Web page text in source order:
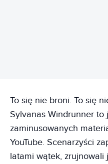
To się nie broni. To się
Sylvanas Windrunner to
zaminusowanych
YouTube. Scenarzyści
latami wątek, zrujnowali